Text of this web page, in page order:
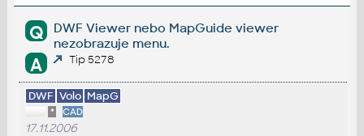
Q
DWF Viewer nebo MapGuide viewer
nezobrazuje menu.
A Tip 5278
DWF Volo MapG
* CAD
17.11.2006